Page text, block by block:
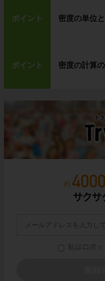
ポイント 密度の単位
ポイント 密度の計算